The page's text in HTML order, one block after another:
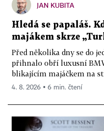
JAN KUBITA
Hledá se papaláš.
majákem skrze
Před několika dny se do
přihnalo obří luxusní
blikajícím majáčkem na
4. 8. 2026 ▪ 6 min. čtení